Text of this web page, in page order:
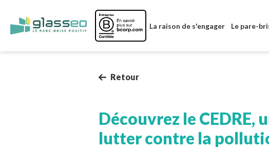
Image
La raison de s'engager Le pare-
Retour
Découvrez le
lutter contre la